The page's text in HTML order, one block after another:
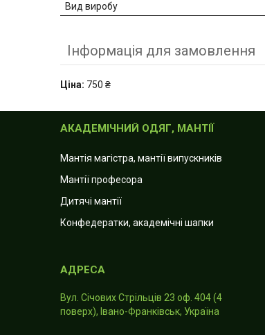
Вид виробу
Інформація для замовлення
Ціна: 750 ₴
АКАДЕМІЧНИЙ ОДЯГ, МАНТІЇ
Мантія магістра, мантії випускників
Мантії професора
Дитячі мантії
Конфедератки, академічні шапки
Вул. Січових Стрільців 23 оф. 404 (4
поверх), Івано-Франківськ, Україна